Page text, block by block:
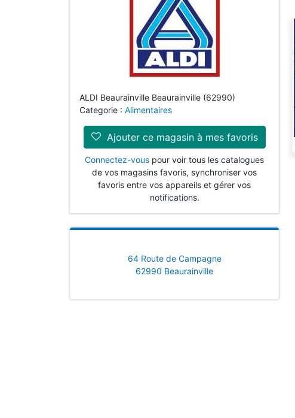
ALDI Beaurainville Beaurainville (62990)
Categorie : Alimentaires
Ajouter ce magasin à mes favoris
Connectez-vous pour voir tous les catalogues
de vos magasins favoris, synchroniser vos
favoris entre vos appareils et gérer vos
notifications.
64 Route de Campagne
62990 Beaurainville